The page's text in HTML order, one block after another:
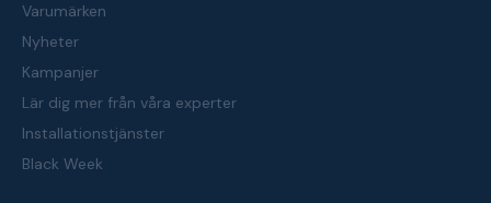
Varumärken
Nyheter
Kampanjer
Lär dig mer från våra experter
Installationstjänster
Black Week